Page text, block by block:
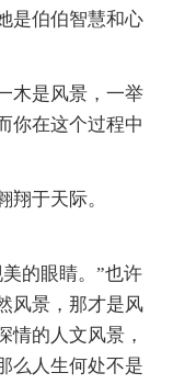
是伯伯智慧和心
木是风景，一举
你在这个过程中
翔于天际。
的眼睛。”也许
风景，那才是风
情的人文风景，
么人生何处不是